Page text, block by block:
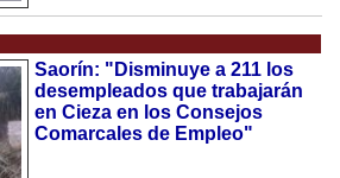
Saorín: "Disminuye a 211 los
desempleados que trabajarán
en Cieza en los Consejos
Comarcales de Empleo"